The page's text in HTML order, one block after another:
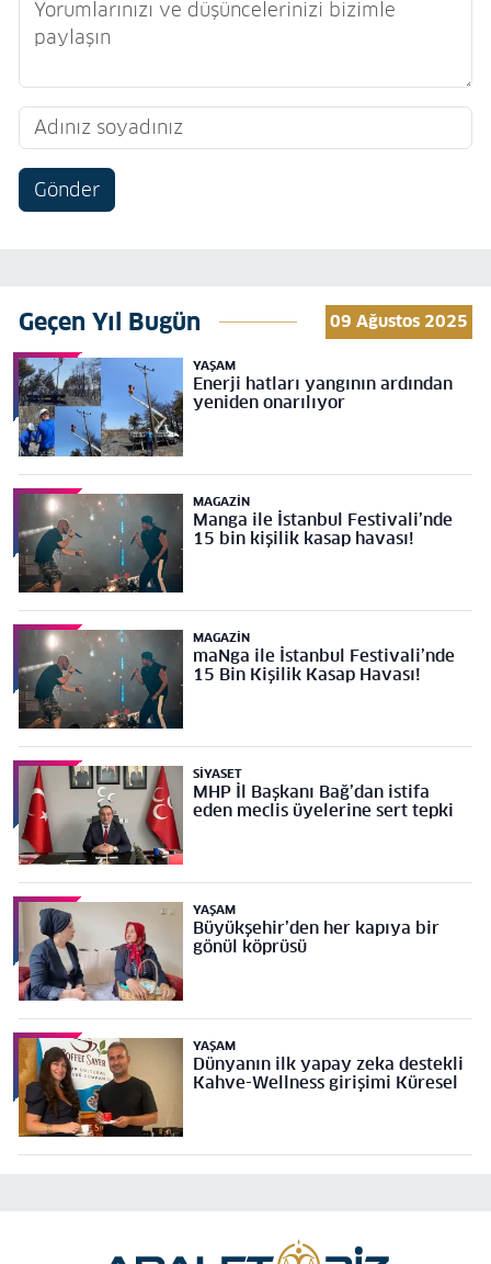
Gönder
Geçen Yıl Bugün 09 Ağustos 2025
YAŞAM
Enerji hatları yangının ardından
yeniden onarılıyor
MAGAZIN
Manga ile İstanbul Festivali’nde
15 bin kişilik kasap havası!
MAGAZIN
maNga ile İstanbul Festivali’nde
15 Bin Kişilik Kasap Havası!
SIYASET
MHP İl Başkanı Bağ’dan istifa
eden meclis üyelerine sert tepki
YAŞAM
Büyükşehir’den her kapıya bir
gönül köprüsü
YAŞAM
Dünyanın ilk yapay zeka destekli
Kahve-Wellness girişimi Küresel